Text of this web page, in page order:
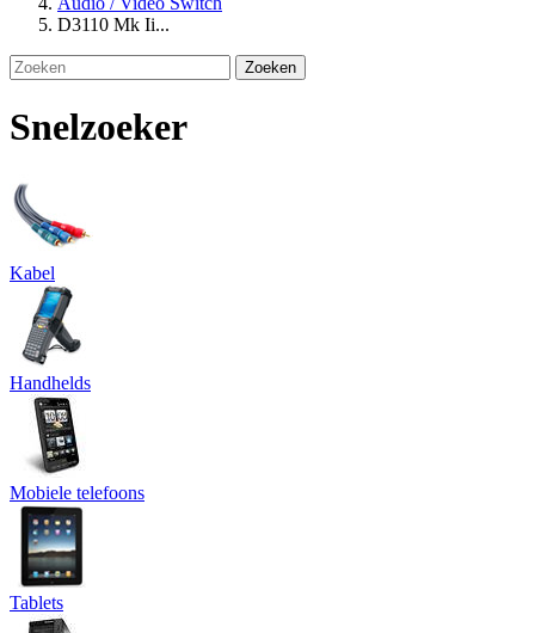
D3110 Mk Ii...
Zoeken
Snelzoeker
Kabel
Handhelds
Mobiele telefoons
Tablets